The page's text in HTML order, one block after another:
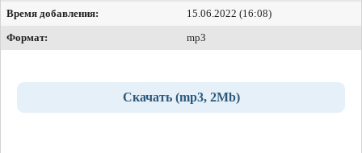
Время добавления:
15.06.2022 (16:08)
Формат:
mp3
Скачать (mp3, 2Mb)